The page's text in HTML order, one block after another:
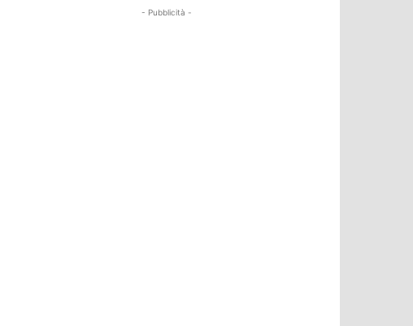
- Pubblicità -